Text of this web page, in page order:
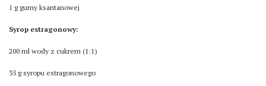
1 g gumy ksantanowej
Syrop estragonowy:
200 ml wody z cukrem (1:1)
35 g syropu estragonowego